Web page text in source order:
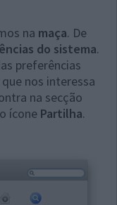
na maça. De
do sistema.
preferências
nos interessa
na secção
ícone Partilha.